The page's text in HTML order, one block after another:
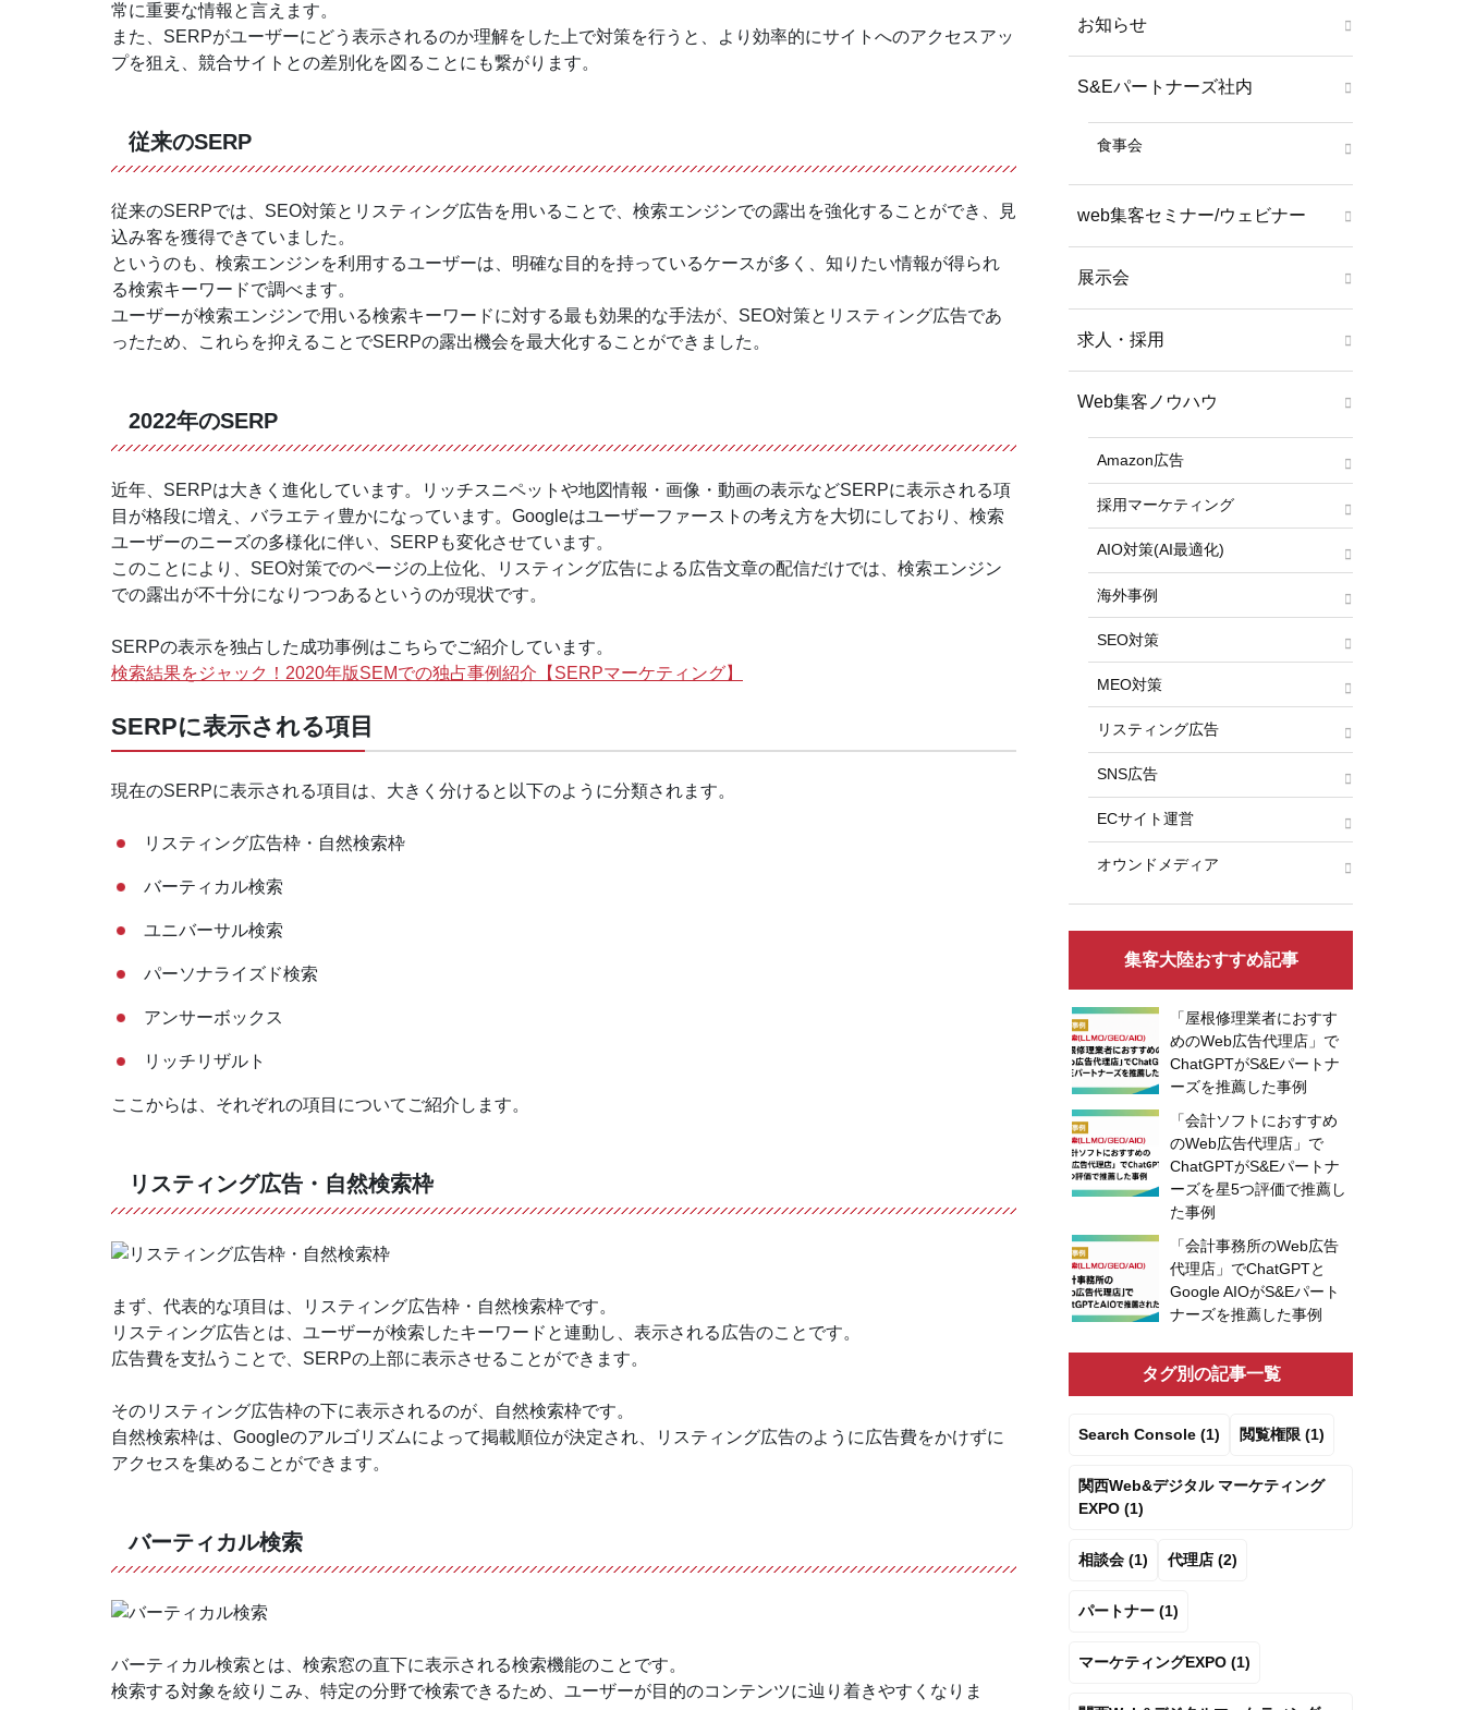
常に重要な情報と言えます。
また、SERPがユーザーにどう表示されるのか理解をした上で対策を行うと、より効率的にサイトへのアクセスアッ
プを狙え、競合サイトとの差別化を図ることにも繋がります。
従来のSERP
従来のSERPでは、SEO対策とリスティング広告を用いることで、検索エンジンでの露出を強化することができ、見
込み客を獲得できていました。
というのも、検索エンジンを利用するユーザーは、明確な目的を持っているケースが多く、知りたい情報が得られ
る検索キーワードで調べます。
ユーザーが検索エンジンで用いる検索キーワードに対する最も効果的な手法が、SEO対策とリスティング広告であ
ったため、これらを抑えることでSERPの露出機会を最大化することができました。
2022年のSERP
近年、SERPは大きく進化しています。リッチスニペットや地図情報・画像・動画の表示などSERPに表示される項
目が格段に増え、バラエティ豊かになっています。Googleはユーザーファーストの考え方を大切にしており、検索
ユーザーのニーズの多様化に伴い、SERPも変化させています。
このことにより、SEO対策でのページの上位化、リスティング広告による広告文章の配信だけでは、検索エンジン
での露出が不十分になりつつあるというのが現状です。
SERPの表示を独占した成功事例はこちらでご紹介しています。
検索結果をジャック！2020年版SEMでの独占事例紹介【SERPマーケティング】
SERPに表示される項目
現在のSERPに表示される項目は、大きく分けると以下のように分類されます。
リスティング広告枠・自然検索枠
バーティカル検索
ユニバーサル検索
パーソナライズド検索
アンサーボックス
リッチリザルト
ここからは、それぞれの項目についてご紹介します。
リスティング広告・自然検索枠
まず、代表的な項目は、リスティング広告枠・自然検索枠です。
リスティング広告とは、ユーザーが検索したキーワードと連動し、表示される広告のことです。
広告費を支払うことで、SERPの上部に表示させることができます。
そのリスティング広告枠の下に表示されるのが、自然検索枠です。
自然検索枠は、Googleのアルゴリズムによって掲載順位が決定され、リスティング広告のように広告費をかけずに
アクセスを集めることができます。
バーティカル検索
バーティカル検索とは、検索窓の直下に表示される検索機能のことです。
検索する対象を絞りこみ、特定の分野で検索できるため、ユーザーが目的のコンテンツに辿り着きやすくなりま
お知らせ
S&Eパートナーズ社内
食事会
web集客セミナー/ウェビナー
展示会
求人・採用
Web集客ノウハウ
Amazon広告
採用マーケティング
AIO対策(AI最適化)
海外事例
SEO対策
MEO対策
リスティング広告
SNS広告
ECサイト運営
オウンドメディア
集客大陸おすすめ記事
「屋根修理業者におすす
めのWeb広告代理店」で
ChatGPTがS&Eパートナ
ーズを推薦した事例
「会計ソフトにおすすめ
のWeb広告代理店」で
ChatGPTがS&Eパートナ
ーズを星5つ評価で推薦し
た事例
「会計事務所のWeb広告
代理店」でChatGPTと
Google AIOがS&Eパート
ナーズを推薦した事例
タグ別の記事一覧
Search Console (1) 閲覧権限 (1)
関西Web&デジタル マーケティング
EXPO (1)
相談会 (1) 代理店 (2)
パートナー (1)
マーケティングEXPO (1)